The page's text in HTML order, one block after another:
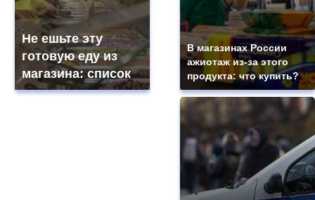
Не ешьте эту
готовую еду из
магазина: список
В магазинах России
ажиотаж из-за этого
продукта: что купить?